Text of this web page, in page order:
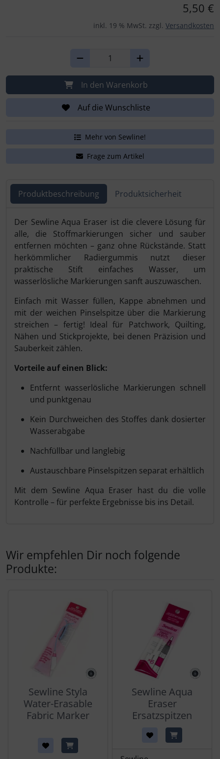
5,50 €
inkl. 19 % MwSt. zzgl. Versandkosten
In den Warenkorb
Auf die Wunschliste
Mehr von Sewline!
Frage zum Artikel
Produktbeschreibung Produktsicherheit
Produktbeschreibung
Der Sewline Aqua Eraser ist die clevere Lösung für
alle, die Stoffmarkierungen sicher und sauber
entfernen möchten – ganz ohne Rückstände. Statt
herkömmlicher Radiergummis nutzt dieser
praktische Stift einfaches Wasser, um
wasserlösliche Markierungen sanft auszuwaschen.
Einfach mit Wasser füllen, Kappe abnehmen und
mit der weichen Pinselspitze über die Markierung
streichen – fertig! Ideal für Patchwork, Quilting,
Nähen und Stickprojekte, bei denen Präzision und
Sauberkeit zählen.
Vorteile auf einen Blick:
Entfernt wasserlösliche Markierungen schnell
und punktgenau
Kein Durchweichen des Stoffes dank dosierter
Wasserabgabe
Nachfüllbar und langlebig
Austauschbare Pinselspitzen separat erhältlich
Mit dem Sewline Aqua Eraser hast du die volle
Kontrolle – für perfekte Ergebnisse bis ins Detail.
Wir empfehlen Dir noch folgende
Produkte:
Sewline Styla
Water-Erasable
Fabric Marker
Sewline Aqua
Eraser
Ersatzspitzen